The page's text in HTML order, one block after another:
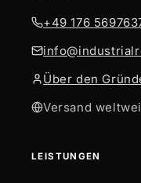
+49 176
Über den
Versand
LEISTUNGEN